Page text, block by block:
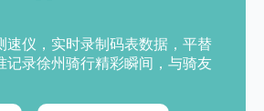
速仪，实时录制码表数据，平替
记录徐州骑行精彩瞬间，与骑友